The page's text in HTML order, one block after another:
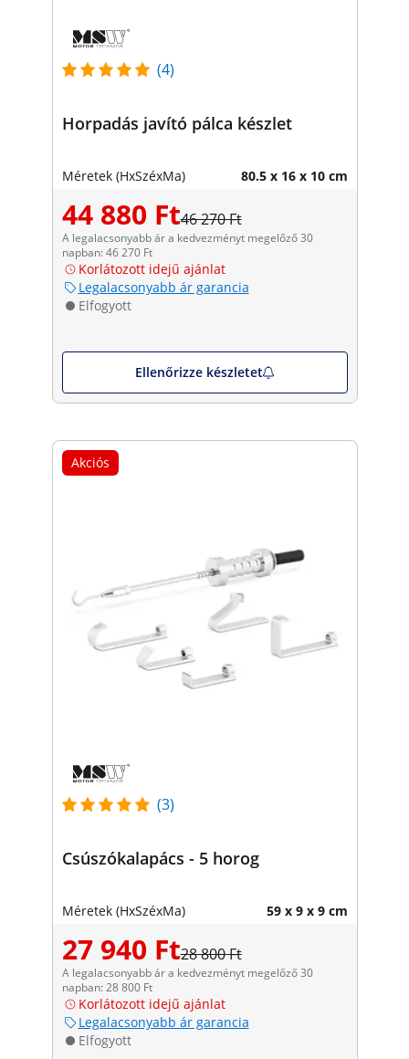
(4)
Horpadás javító pálca készlet
Méretek (HxSzéxMa) 80.5 x 16 x 10 cm
44 880 Ft46 270 Ft
A legalacsonyabb ár a kedvezményt megelőző 30
napban: 46 270 Ft
Korlátozott idejű ajánlat
Legalacsonyabb ár garancia
Elfogyott
Ellenőrizze készletet
Akciós
(3)
Csúszókalapács - 5 horog
Méretek (HxSzéxMa) 59 x 9 x 9 cm
27 940 Ft28 800 Ft
A legalacsonyabb ár a kedvezményt megelőző 30
napban: 28 800 Ft
Korlátozott idejű ajánlat
Legalacsonyabb ár garancia
Elfogyott